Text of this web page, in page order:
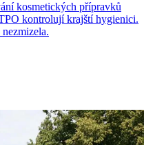
kosmetických přípravků
kontrolují krajští hygienici.